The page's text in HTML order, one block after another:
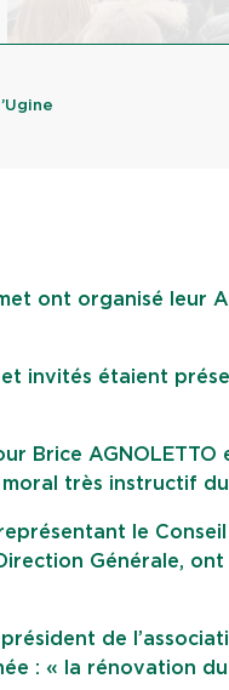
ont organisé leur
invités étaient
Brice
très instructif du
le
Générale,
président de
: « la rénovation